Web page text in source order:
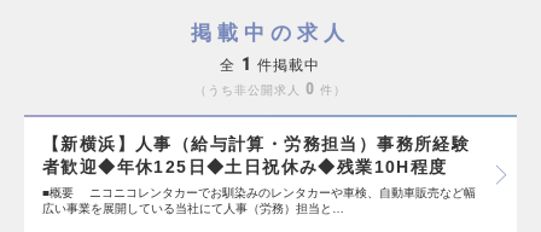
掲載中の求人
全 1 件掲載中
うち非公開求人 0 件
【新横浜】人事（給与計算・労務担当）事務所経験
者歓迎◆年休125日◆土日祝休み◆残業10H程度
■概要 ニコニコレンタカーでお馴染みのレンタカーや車検、自動車販売など幅
広い事業を展開している当社にて人事（労務）担当と…